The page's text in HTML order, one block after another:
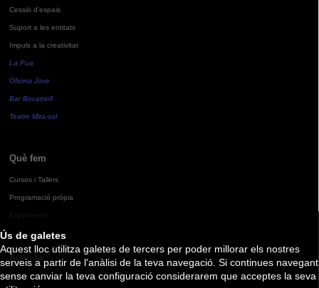
Ús de galetes
Aquest lloc utilitza galetes de tercers per poder millorar els nostres
serveis a partir de l'anàlisi de la teva navegació. Si continues navegant
sense canviar la teva configuració considerarem que acceptes la seva
Cessió d'espais
Suport a les entitats
Impuls a la creativitat
La Pua
Oficina Jove
Bar Bocamoll
Teatre Mira-sol
Què fem
Cursos i Tallers
Programació pròpia
Agenda